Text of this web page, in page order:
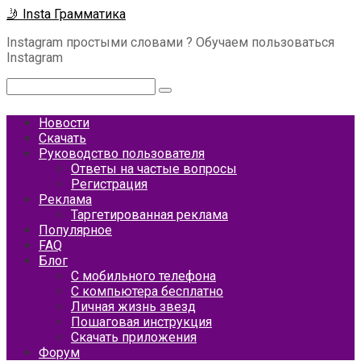
Перейти
контенту
🤳 Insta Грамматика
Instagram простыми словами ? Обучаем пользоваться
Instagram
Новости
Скачать
Руководство пользователя
Ответы на частые вопросы
Регистрация
Реклама
Таргетированная реклама
Популярное
FAQ
Блог
С мобильного телефона
С компьютера бесплатно
Личная жизнь звезд
Пошаговая инструкция
Скачать приложения
Форум